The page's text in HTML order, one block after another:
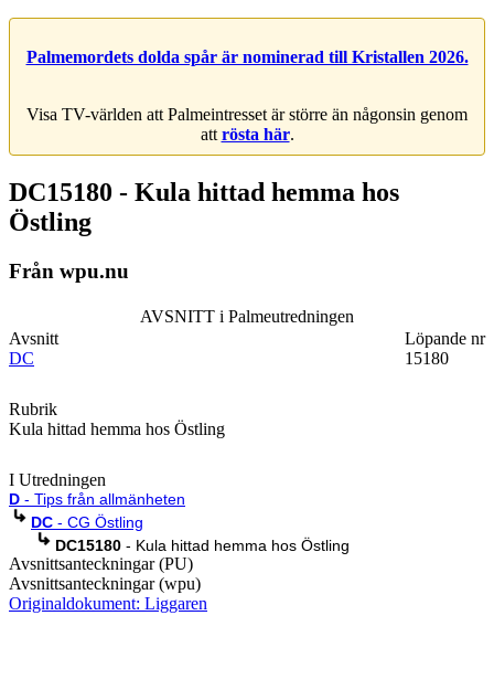
Palmemordets dolda spår är nominerad till Kristallen 2026.
Visa TV-världen att Palmeintresset är större än någonsin genom
att rösta här.
DC15180 - Kula hittad hemma hos
Östling
Från wpu.nu
AVSNITT i Palmeutredningen
Avsnitt
DC
Löpande nr
15180
Rubrik
Kula hittad hemma hos Östling
I Utredningen
D - Tips från allmänheten
DC - CG Östling
DC15180 - Kula hittad hemma hos Östling
Avsnittsanteckningar (PU)
Avsnittsanteckningar (wpu)
Originaldokument: Liggaren